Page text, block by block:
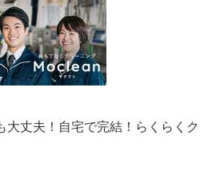
大丈夫！自宅で完結！らくらくク